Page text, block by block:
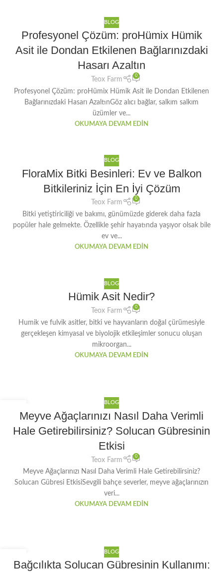
BLOG
Profesyonel Çözüm: proHümix Hümik
Asit ile Dondan Etkilenen Bağlarınızdaki
Hasarı Azaltın
Teox Farm
0
Profesyonel Çözüm: proHümix Hümik Asit ile Dondan Etkilenen
Bağlarınızdaki Hasarı AzaltınGöz alıcı bağlar, salkım salkım
üzümler ve...
OKUMAYA DEVAM EDIN
BLOG
FloraMix Bitki Besinleri: Ev ve Balkon
Bitkileriniz İçin En İyi Çözüm
Teox Farm
0
Bitki yetiştiriciliği ve bakımı, günümüzde giderek daha fazla
popüler hale gelmekte. Özellikle şehir hayatında yaşıyor olsak bile
ev ve...
OKUMAYA DEVAM EDIN
BLOG
Hümik Asit Nedir?
Teox Farm
0
Humik ve fulvik asitler, bitki ve hayvanların doğal çürümesiyle
gerçekleşen kimyasal ve biyolojik etkileşimler sonucu oluşan
mikroorgan...
OKUMAYA DEVAM EDIN
BLOG
Meyve Ağaçlarınızı Nasıl Daha Verimli
Hale Getirebilirsiniz? Solucan Gübresinin
Etkisi
Teox Farm
0
Meyve Ağaçlarınızı Nasıl Daha Verimli Hale Getirebilirsiniz?
Solucan Gübresi EtkisiSevgili bahçe severler, meyve ağaçlarınızın
veri...
OKUMAYA DEVAM EDIN
OCA
BLOG
Bağcılıkta Solucan Gübresinin Kullanımı: